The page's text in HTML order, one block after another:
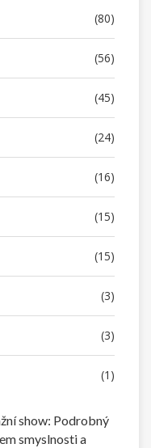
(80)
(56)
(45)
(24)
(16)
(15)
(15)
(3)
(3)
(1)
show: Podrobný
smyslnosti a